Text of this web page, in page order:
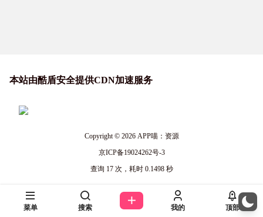
本站由酷盾安全提供CDN加速服务
Copyright © 2026APP喵：资源
京ICP备19024262号-3
查询 17 次，耗时 0.1498 秒
菜单 搜索 我的 顶部